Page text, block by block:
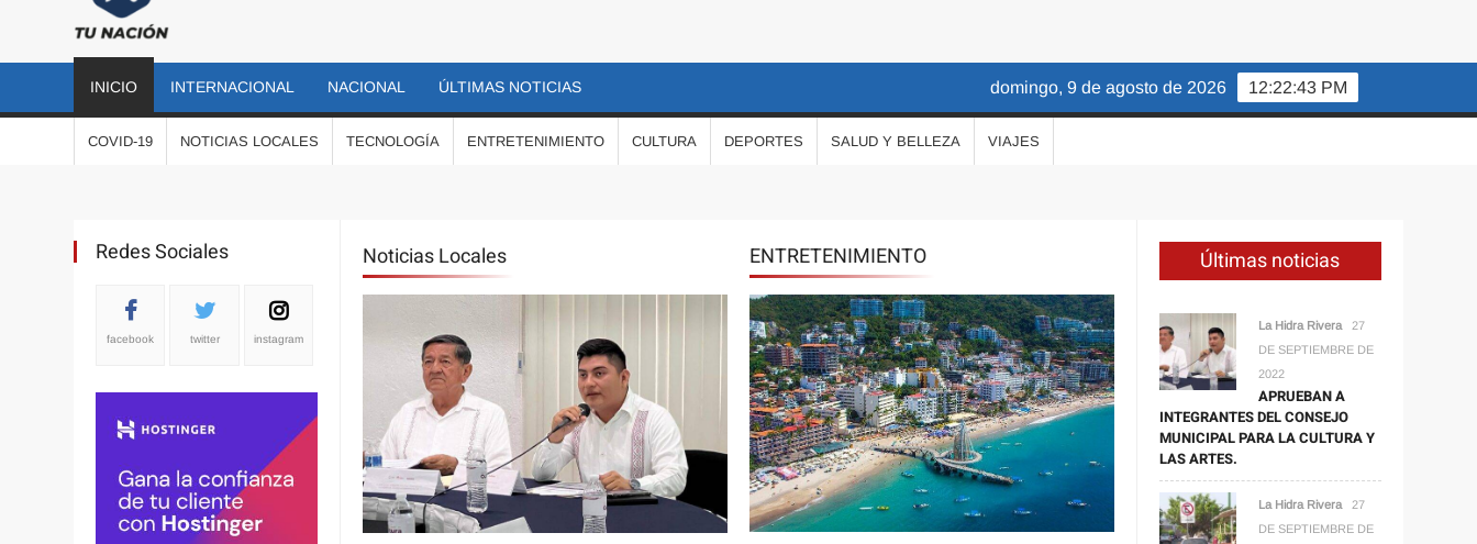
NACIÓN
más
importantes
al momento
INICIO INTERNACIONAL NACIONAL ÚLTIMAS NOTICIAS 12:22:44 PM
domingo, 9 de agosto de 2026
COVID-19 NOTICIAS LOCALES TECNOLOGÍA ENTRETENIMIENTO CULTURA DEPORTES SALUD Y BELLEZA VIAJES
Noticias Locales ENTRETENIMIENTO
Redes Sociales
facebook twitter instagram
Últimas noticias
La Hidra Rivera
27
DE SEPTIEMBRE DE
2022
APRUEBAN A
INTEGRANTES DEL CONSEJO
MUNICIPAL PARA LA CULTURA Y
LAS ARTES.
La Hidra Rivera
27
DE SEPTIEMBRE DE